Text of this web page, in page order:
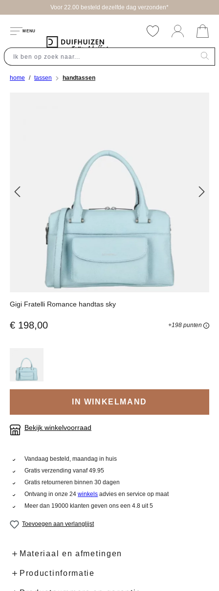
Voor 22.00 besteld dezelfde dag verzonden*
MENU
home tassen handtassen
Gigi Fratelli Romance handtas sky
€ 198,00 +198 punten
IN WINKELMAND
Bekijk winkelvoorraad
Vandaag besteld, maandag in huis
Gratis verzending vanaf 49.95
Gratis retourneren binnen 30 dagen
Ontvang in onze 24winkels advies en service op maat
Meer dan 19000 klanten geven ons een 4.8 uit 5
Toevoegen aan verlanglijst
Materiaal en afmetingen
Productinformatie